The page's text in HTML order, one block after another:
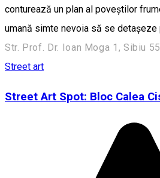
conturează un plan al poveștilor
umană simte nevoia să se detașeze
Str. Prof. Dr. Ioan Moga 1, Sibiu
Street art
Street Art Spot: Bloc Calea